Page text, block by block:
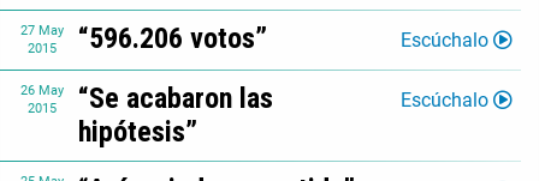
27 May
2015
“596.206 votos” Escúchalo
26 May
2015
“Se acabaron las
hipótesis”
Escúchalo